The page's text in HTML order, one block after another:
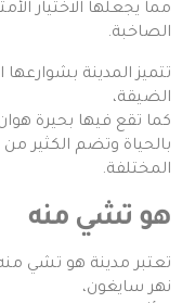
مما يجعلها الاختيار
الصاخبة.
تتميز المدينة بشوارعها
الضيقة،
كما تقع فيها بحيرة
بالحياة وتضم الكثير
المختلفة.
هو تشي منه
تعتبر مدينة هو تشي
نهر سايغون،